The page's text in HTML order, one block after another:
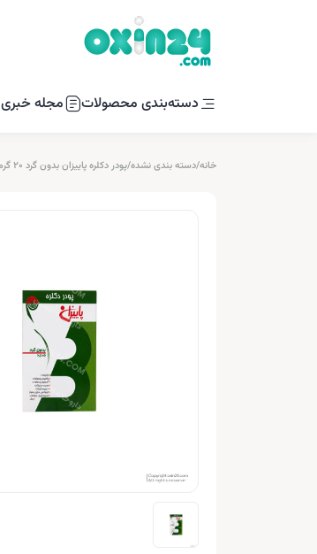
دسته‌بندی محصولات مجله خبری
خانه/دسته بندی نشده/پودر دکلره پاییزان بدون گرد 20 گرم